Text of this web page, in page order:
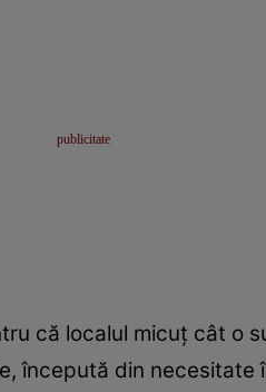
că localul micuț cât o
începută din necesitate